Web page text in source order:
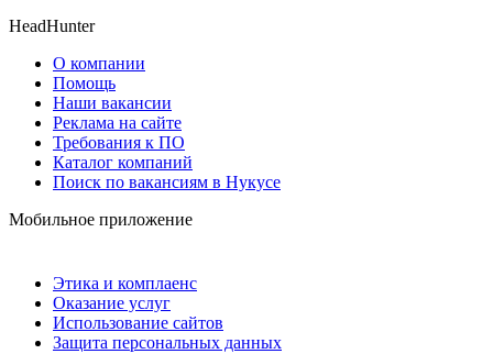
HeadHunter
О компании
Помощь
Наши вакансии
Реклама на сайте
Требования к ПО
Каталог компаний
Поиск по вакансиям в Нукусе
Мобильное приложение
Этика и комплаенс
Оказание услуг
Использование сайтов
Защита персональных данных